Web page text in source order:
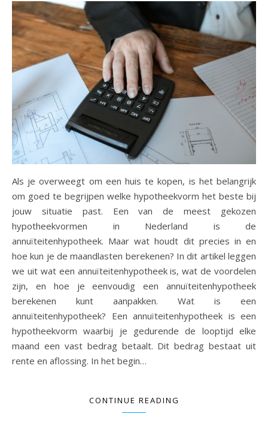
Als je overweegt om een huis te kopen, is het belangrijk
om goed te begrijpen welke hypotheekvorm het beste bij
jouw situatie past. Een van de meest gekozen
hypotheekvormen in Nederland is de
annuïteitenhypotheek. Maar wat houdt dit precies in en
hoe kun je de maandlasten berekenen? In dit artikel leggen
we uit wat een annuïteitenhypotheek is, wat de voordelen
zijn, en hoe je eenvoudig een annuïteitenhypotheek
berekenen kunt aanpakken. Wat is een
annuïteitenhypotheek? Een annuïteitenhypotheek is een
hypotheekvorm waarbij je gedurende de looptijd elke
maand een vast bedrag betaalt. Dit bedrag bestaat uit
rente en aflossing. In het begin…
CONTINUE READING